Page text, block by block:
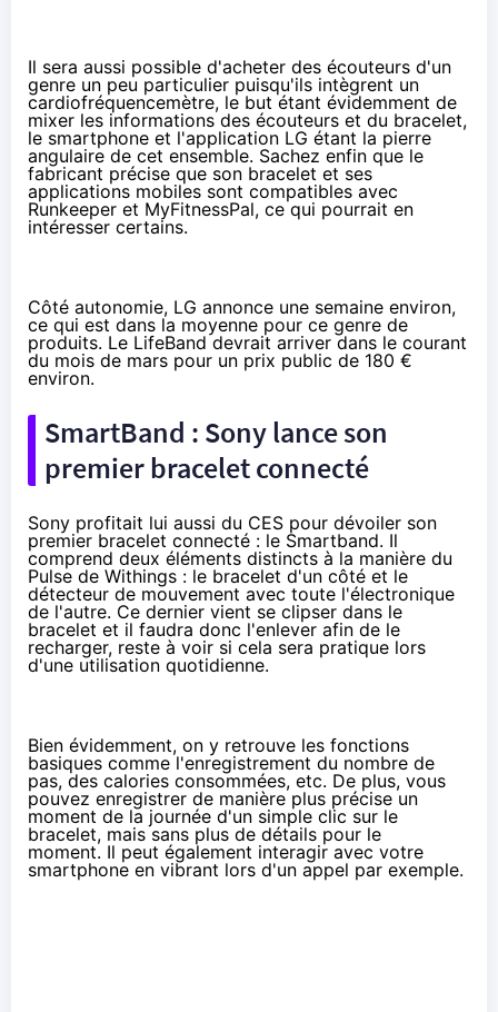
Il sera aussi possible d'acheter des écouteurs d'un
genre un peu particulier puisqu'ils intègrent un
cardiofréquencemètre, le but étant évidemment de
mixer les informations des écouteurs et du bracelet,
le smartphone et l'application LG étant la pierre
angulaire de cet ensemble. Sachez enfin que le
fabricant précise que son bracelet et ses
applications mobiles sont compatibles avec
Runkeeper et MyFitnessPal, ce qui pourrait en
intéresser certains.
Côté autonomie, LG annonce une semaine environ,
ce qui est dans la moyenne pour ce genre de
produits. Le LifeBand devrait arriver dans le courant
du mois de mars pour un prix public de 180 €
environ.
SmartBand : Sony lance son
premier bracelet connecté
Sony profitait lui aussi du CES pour dévoiler son
premier bracelet connecté : le Smartband. Il
comprend deux éléments distincts à la manière du
Pulse de Withings : le bracelet d'un côté et le
détecteur de mouvement avec toute l'électronique
de l'autre. Ce dernier vient se clipser dans le
bracelet et il faudra donc l'enlever afin de le
recharger, reste à voir si cela sera pratique lors
d'une utilisation quotidienne.
Bien évidemment, on y retrouve les fonctions
basiques comme l'enregistrement du nombre de
pas, des calories consommées, etc. De plus, vous
pouvez enregistrer de manière plus précise un
moment de la journée d'un simple clic sur le
bracelet, mais sans plus de détails pour le
moment. Il peut également interagir avec votre
smartphone en vibrant lors d'un appel par exemple.